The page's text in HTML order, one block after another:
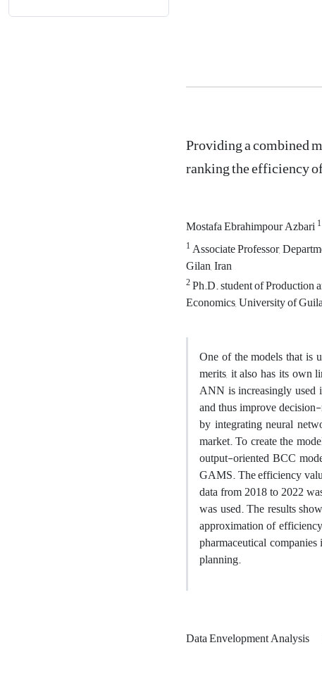
Providing a combined
ranking the efficiency
Mostafa Ebrahimpour Azbari1
1Associate Professor,
Gilan, Iran
2Ph.D. student of Production
Economics, University of
One of the models that is
merits, it also has its own
ANN is increasingly used
and thus improve
by integrating neural
market. To create the
output-oriented BCC
GAMS. The efficiency
data from 2018 to 2022
was used. The results
approximation of
pharmaceutical
planning.
Data Envelopment Analysis